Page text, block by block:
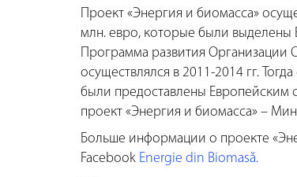
Проект «Энергия и биомасса»
млн. евро, которые были выделены
Программа развития Организации
осуществлялся в 2011-2014 гг.
были предоставлены
проект «Энергия и биомасса» –
Больше информации о проекте
Facebook Energie din Biomasă.